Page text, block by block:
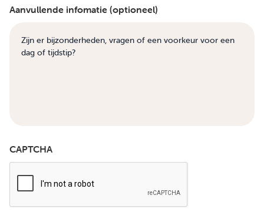
Aanvullende infomatie (optioneel)
CAPTCHA